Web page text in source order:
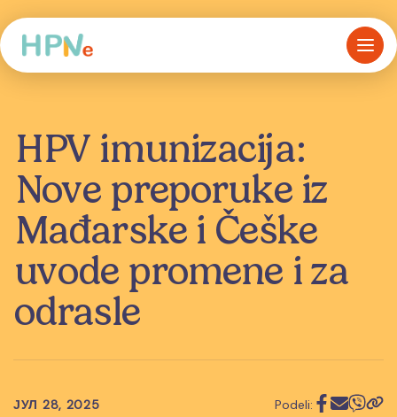
HPV imunizacija:
Nove preporuke iz
Mađarske i Češke
uvode promene i za
odrasle
ЈУЛ 28, 2025 Podeli: